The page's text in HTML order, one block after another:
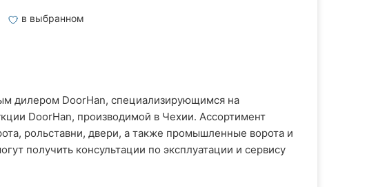
в выбранном
дилером DoorHan, специализирующимся на
DoorHan, производимой в Чехии. Ассортимент
рольставни, двери, а также промышленные ворота и
получить консультации по эксплуатации и сервису